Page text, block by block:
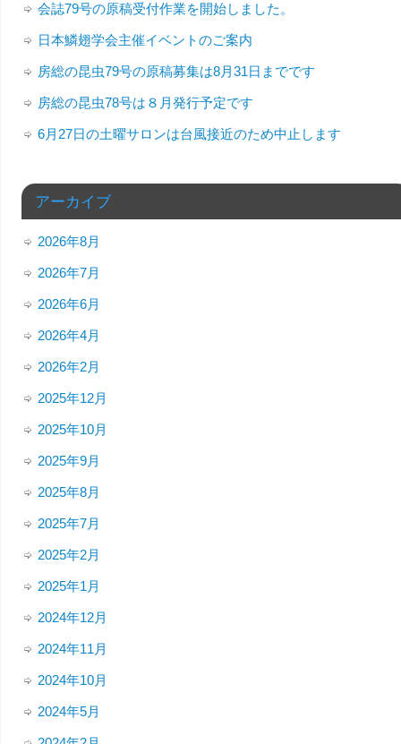
会誌79号の原稿受付作業を開始しました。
日本鱗翅学会主催イベントのご案内
房総の昆虫79号の原稿募集は8月31日までです
房総の昆虫78号は８月発行予定です
6月27日の土曜サロンは台風接近のため中止します
アーカイブ
2026年8月
2026年7月
2026年6月
2026年4月
2026年2月
2025年12月
2025年10月
2025年9月
2025年8月
2025年7月
2025年2月
2025年1月
2024年12月
2024年11月
2024年10月
2024年5月